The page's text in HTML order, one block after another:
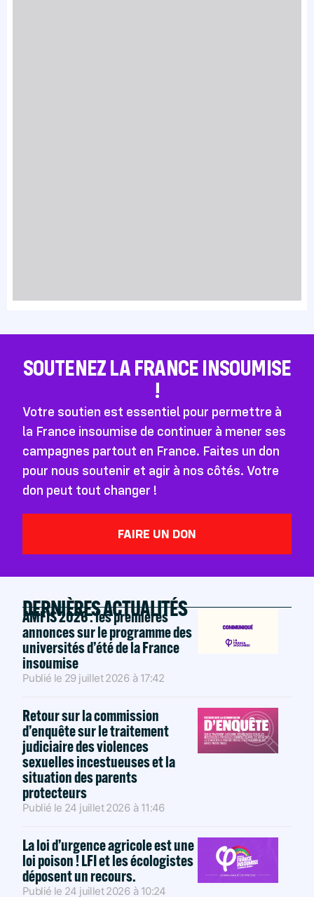
SOUTENEZ LA FRANCE INSOUMISE
!
Votre soutien est essentiel pour permettre à
la France insoumise de continuer à mener ses
campagnes partout en France. Faites un don
pour nous soutenir et agir à nos côtés. Votre
don peut tout changer !
FAIRE UN DON
DERNIÈRES ACTUALITÉS
AMFIS 2026 : les premières
annonces sur le programme des
universités d’été de la France
insoumise
Publié le 29 juillet 2026 à 17:42
Retour sur la commission
d’enquête sur le traitement
judiciaire des violences
sexuelles incestueuses et la
situation des parents
protecteurs
Publié le 24 juillet 2026 à 11:46
La loi d’urgence agricole est une
loi poison ! LFI et les écologistes
déposent un recours.
Publié le 24 juillet 2026 à 10:24